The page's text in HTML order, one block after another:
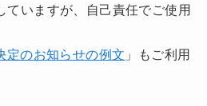
ていますが、自己責任でご使用
定のお知らせの例文 」もご利用